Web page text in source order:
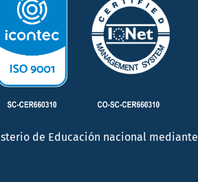
de Educación nacional mediante